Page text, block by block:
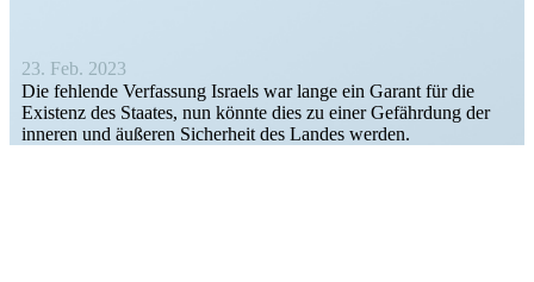
23. Feb. 2023
Die fehlende Verfassung Israels war lange ein Garant für die
Existenz des Staates, nun könnte dies zu einer Gefährdung der
inneren und äußeren Sicherheit des Landes werden.